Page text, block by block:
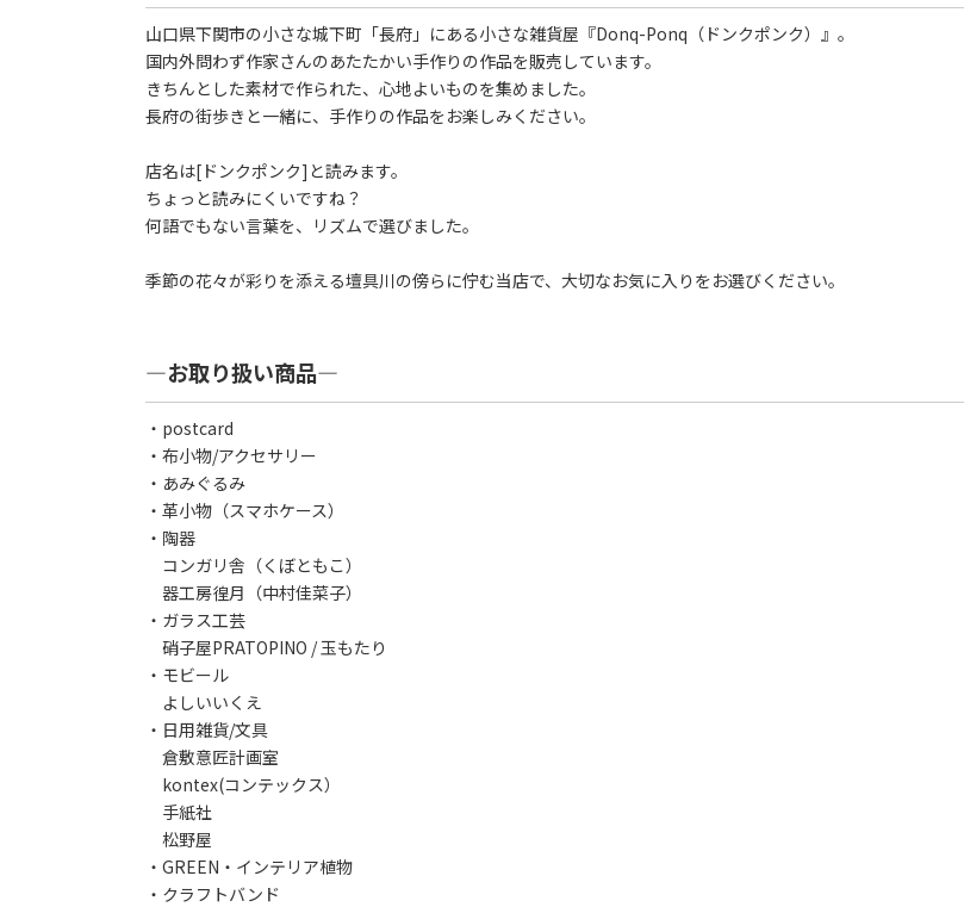
山口県下関市の小さな城下町「長府」にある小さな雑貨屋『Donq-Ponq（ドンクポンク）』。
国内外問わず作家さんのあたたかい手作りの作品を販売しています。
きちんとした素材で作られた、心地よいものを集めました。
長府の街歩きと一緒に、手作りの作品をお楽しみください。
店名は[ドンクポンク]と読みます。
ちょっと読みにくいですね？
何語でもない言葉を、リズムで選びました。
季節の花々が彩りを添える壇具川の傍らに佇む当店で、大切なお気に入りをお選びください。
―お取り扱い商品―
・postcard
・布小物/アクセサリー
・あみぐるみ
・革小物（スマホケース）
・陶器
コンガリ舎（くぼともこ）
器工房徨月（中村佳菜子）
・ガラス工芸
硝子屋PRATOPINO / 玉もたり
・モビール
よしいいくえ
・日用雑貨/文具
倉敷意匠計画室
kontex(コンテックス）
手紙社
松野屋
・GREEN・インテリア植物
・クラフトバンド